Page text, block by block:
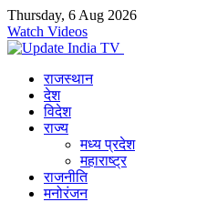
Thursday, 6 Aug 2026
Watch Videos
राजस्थान
देश
विदेश
राज्य
मध्य प्रदेश
महाराष्ट्र
राजनीति
मनोरंजन